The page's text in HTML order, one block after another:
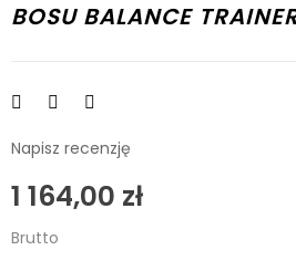
BOSU BALANCE
Napisz recenzję
1 164,00 zł
Brutto